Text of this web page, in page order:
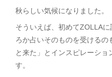
秋らしい気候になりました。
そういえば、初めてZOLLA
ろか占いそのものを受けるの
と来た」とインスピレーシ
す。